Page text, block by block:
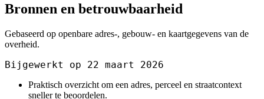
Bronnen en betrouwbaarheid
Gebaseerd op openbare adres-, gebouw- en kaartgegevens van de
overheid.
Bijgewerkt op 22 maart 2026
Praktisch overzicht om een adres, perceel en straatcontext
sneller te beoordelen.